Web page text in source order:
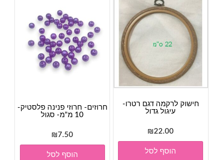
חישוק לרקמה דגם רטרו-
עיגול גדול
₪22.00
הוסף לסל
חרוזים- חרוזי פנינה פלסטיק-
10 מ"מ- סגול
₪7.50
הוסף לסל